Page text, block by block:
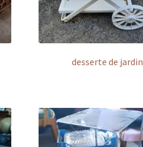
desserte de jardin